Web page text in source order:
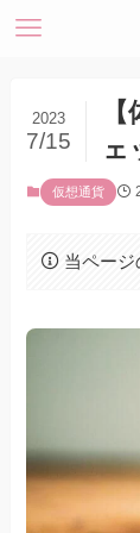
ェ
2023
7/15
仮想通貨
当ページ